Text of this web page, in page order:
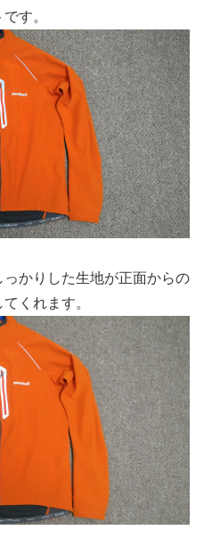
す。
かりした生地が正面からの
くれます。